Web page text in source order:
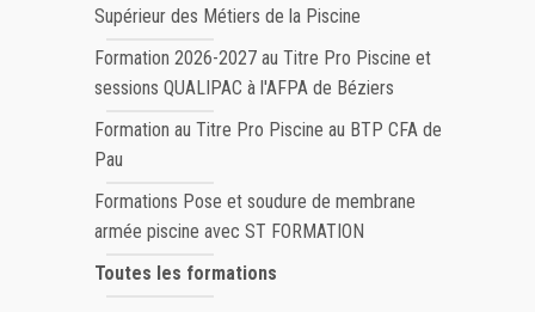
Supérieur des Métiers de la Piscine
Formation 2026-2027 au Titre Pro Piscine et
sessions QUALIPAC à l'AFPA de Béziers
Formation au Titre Pro Piscine au BTP CFA de
Pau
Formations Pose et soudure de membrane
armée piscine avec ST FORMATION
Toutes les formations